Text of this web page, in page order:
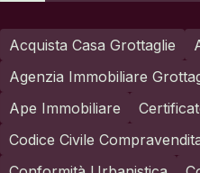
Acquista Casa Grottaglie
Agenzia Immobiliare
Ape Immobiliare
Codice Civile